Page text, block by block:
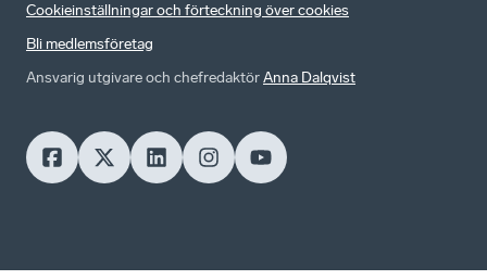
Cookieinställningar och förteckning över cookies
Bli medlemsföretag
Ansvarig utgivare och chefredaktörAnna Dalqvist